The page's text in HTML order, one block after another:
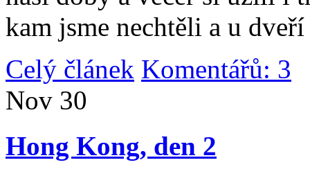
kam jsme nechtěli a u
Celý článek Komentářů: 3
Nov 30
Hong Kong, den 2